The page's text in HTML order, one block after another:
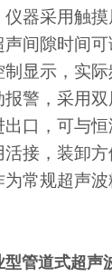
器采用触
间隙时间
显示，实
警，采用
出口，可与
接，装卸
常规超声
型管道式超声